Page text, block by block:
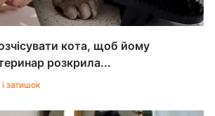
кота, щоб йому
розкрила...
затишок